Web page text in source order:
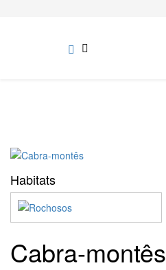
Habitats
Cabra-montês